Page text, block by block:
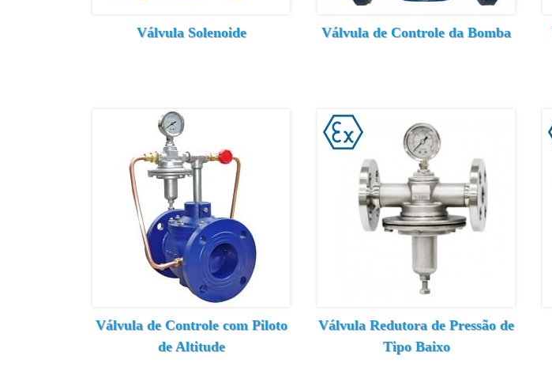
Válvula Solenoide Válvula de Controle da Bomba
Válvula de Controle com Piloto
de Altitude
Válvula Redutora de Pressão de
Tipo Baixo